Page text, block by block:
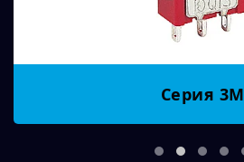
Серия 3M